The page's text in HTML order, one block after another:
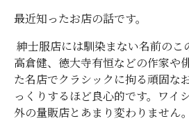
最近知ったお店の話です。
紳士服店には馴染まない名前のこ
高倉健、徳大寺有恒などの作家や
た名店でクラシックに拘る頑固な
っくりするほど良心的です。ワイ
外の量販店とあまり変わりません。